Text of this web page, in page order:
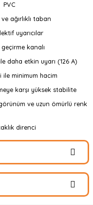
PVC
ağırlıklı taban
uyarıcılar
kanalı
daha etkin uyarı (126 A)
ile minimum hacim
karşı yüksek stabilite
ve uzun ömürlü renk
direnci
yapın!